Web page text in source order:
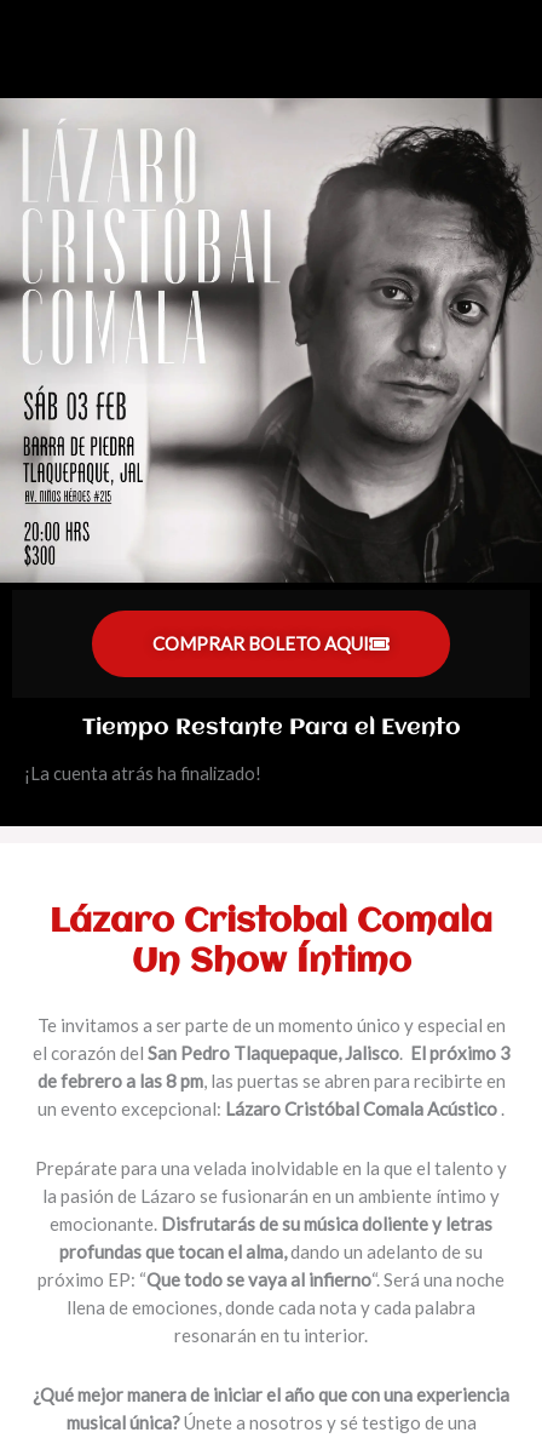
COMPRAR BOLETO AQUI
Tiempo Restante Para el Evento
¡La cuenta atrás ha finalizado!
Lázaro Cristobal Comala
Un Show Íntimo
Te invitamos a ser parte de un momento único y especial en
el corazón del San Pedro Tlaquepaque, Jalisco.El próximo 3
de febrero a las 8 pm, las puertas se abren para recibirte en
un evento excepcional: Lázaro Cristóbal Comala Acústico .
Prepárate para una velada inolvidable en la que el talento y
la pasión de Lázaro se fusionarán en un ambiente íntimo y
emocionante. Disfrutarás de su música doliente y letras
profundas que tocan el alma,dando un adelanto de su
próximo EP: “Que todo se vaya al infierno“. Será una noche
llena de emociones, donde cada nota y cada palabra
resonarán en tu interior.
¿Qué mejor manera de iniciar el año que con una experiencia
musical única?Únete a nosotros y sé testigo de una